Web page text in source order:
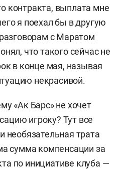
контракта, выплата мне
я поехал бы в другую
с Маратом
что такого сейчас не
в конце мая, называя
некрасивой.
«Ак Барс» не хочет
игроку? Тут все
необязательная трата
сумма компенсации за
по инициативе клуба —